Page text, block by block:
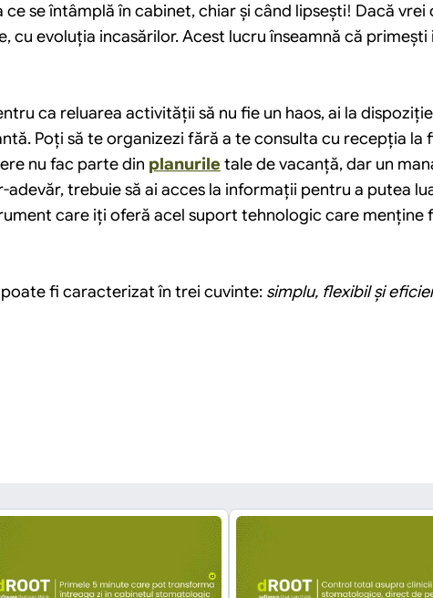
se întâmplă în cabinet, chiar și când lipsești! Dacă
evoluția incasărilor. Acest lucru înseamnă că
ca reluarea activității să nu fie un haos, ai la
Poți să te organizezi fără a te consulta cu recepția la
nu fac parte din planurile tale de vacanță, dar un
trebuie să ai acces la informații pentru a putea
care iți oferă acel suport tehnologic care
fi caracterizat în trei cuvinte: simplu, flexibil și